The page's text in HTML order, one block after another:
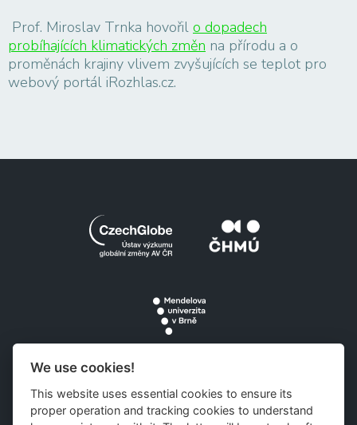
Prof. Miroslav Trnka hovořil o dopadech
probíhajících klimatických změn na přírodu a o
proměnách krajiny vlivem zvyšujících se teplot pro
webový portál iRozhlas.cz.
We use cookies!
This website uses essential cookies to ensure its
proper operation and tracking cookies to understand